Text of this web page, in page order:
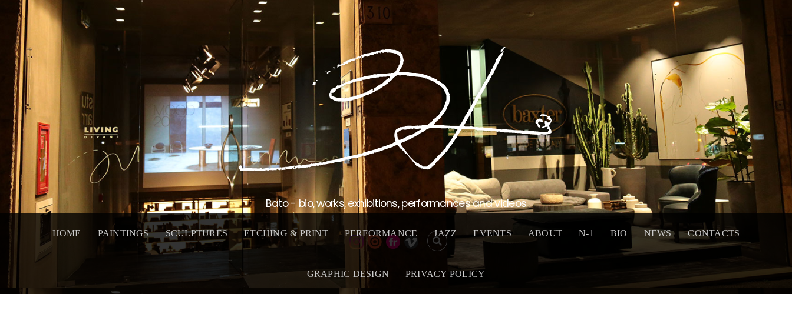
content
Bato - bio, works, exhibitions, performances and videos
HOME PAINTINGS SCULPTURES ETCHING & PRINT PERFORMANCE JAZZ EVENTS ABOUT N-1 BIO NEWS CONTACTS
GRAPHIC DESIGN PRIVACY POLICY